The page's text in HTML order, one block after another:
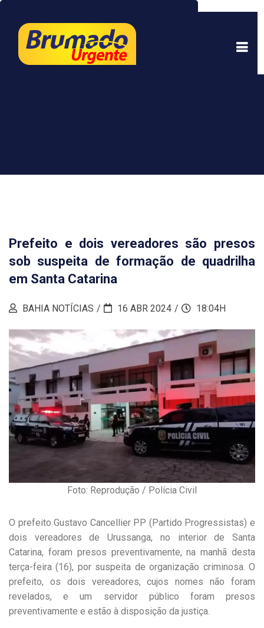
experiência. Ao continuar a navegar, você está
de acordo com isso.Saber mais.
Prefeito e dois vereadores são presos
sob suspeita de formação de quadrilha
em Santa Catarina
BAHIA NOTÍCIAS 16 ABR 2024 18:04H
Foto: Reprodução / Polícia Civil
O prefeito Gustavo Cancellier PP (Partido Progressistas) e
dois vereadores de Urussanga, no interior de Santa
Catarina, foram presos preventivamente, na manhã desta
terça-feira (16), por suspeita de organização criminosa. O
prefeito, os dois vereadores, cujos nomes não foram
revelados, e um servidor público foram presos
preventivamente e estão à disposição da justiça.